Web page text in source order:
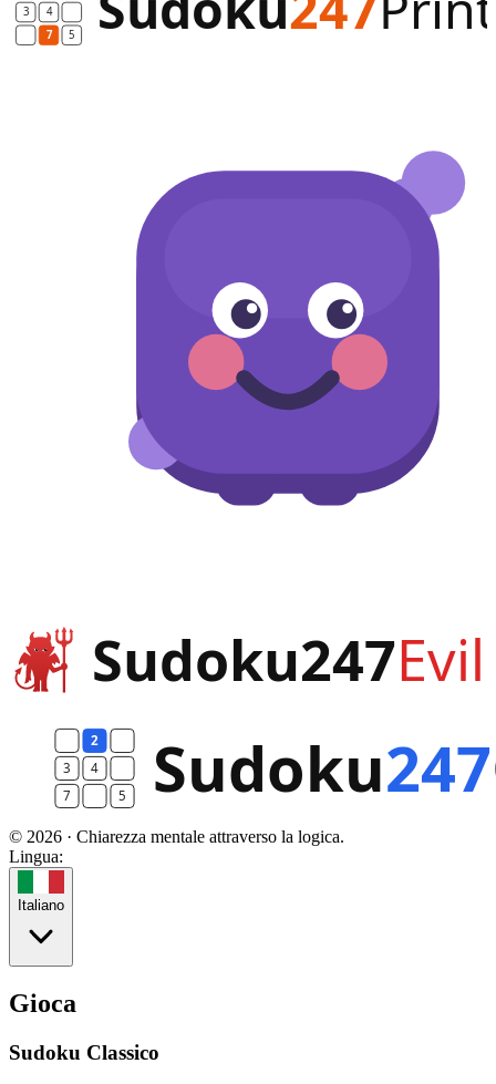
© 2026 · Chiarezza mentale attraverso la logica.
Lingua:
Italiano
Gioca
Sudoku Classico